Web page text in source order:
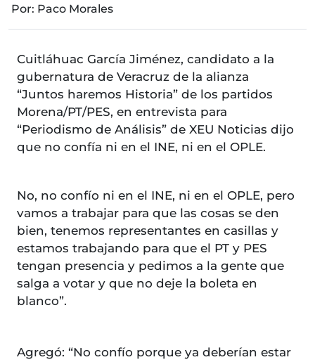
Por: Paco Morales
Cuitláhuac García Jiménez, candidato a la
gubernatura de Veracruz de la alianza
“Juntos haremos Historia” de los partidos
Morena/PT/PES, en entrevista para
“Periodismo de Análisis” de XEU Noticias dijo
que no confía ni en el INE, ni en el OPLE.
No, no confío ni en el INE, ni en el OPLE, pero
vamos a trabajar para que las cosas se den
bien, tenemos representantes en casillas y
estamos trabajando para que el PT y PES
tengan presencia y pedimos a la gente que
salga a votar y que no deje la boleta en
blanco”.
Agregó: “No confío porque ya deberían estar